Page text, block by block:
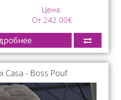
Цена:
От 242.00€
Casa - Boss Pouf